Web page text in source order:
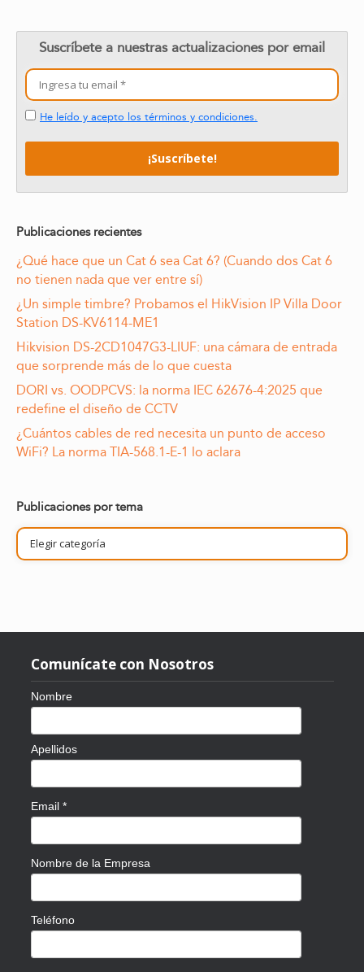
Suscríbete a nuestras actualizaciones por email
He leído y acepto los términos y condiciones.
Publicaciones recientes
¿Qué hace que un Cat 6 sea Cat 6? (Cuando dos Cat 6
no tienen nada que ver entre sí)
¿Un simple timbre? Probamos el HikVision IP Villa Door
Station DS-KV6114-ME1
Hikvision DS-2CD1047G3-LIUF: una cámara de entrada
que sorprende más de lo que cuesta
DORI vs. OODPCVS: la norma IEC 62676-4:2025 que
redefine el diseño de CCTV
¿Cuántos cables de red necesita un punto de acceso
WiFi? La norma TIA-568.1-E-1 lo aclara
Publicaciones por tema
Publicaciones
por
tema
Comunícate con Nosotros
Nombre
Apellidos
Email *
Nombre de la Empresa
Teléfono